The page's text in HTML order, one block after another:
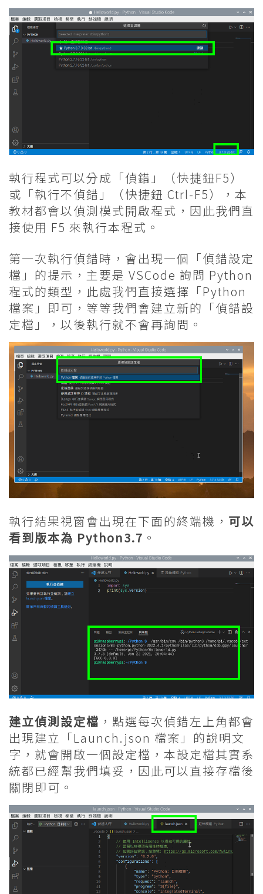
執行程式可以分成「偵錯」（快捷鈕F5）
或「執行不偵錯」（快捷鈕 Ctrl-F5），本
教材都會以偵測模式開啟程式，因此我們直
接使用 F5 來執行本程式。
第一次執行偵錯時，會出現一個「偵錯設定
檔」的提示，主要是 VSCode 詢問 Python
程式的類型，此處我們直接選擇「Python
檔案」即可，等等我們會建立新的「偵錯設
定檔」，以後執行就不會再詢問。
執行結果視窗會出現在下面的終端機， 可以
看到版本為 Python3.7 。
建立偵測設定檔 ，點選每次偵錯左上角都會
出現建立「Launch.json 檔案」的說明文
字，就會開啟一個設定檔，本設定檔其實系
統都已經幫我們填妥，因此可以直接存檔後
關閉即可。